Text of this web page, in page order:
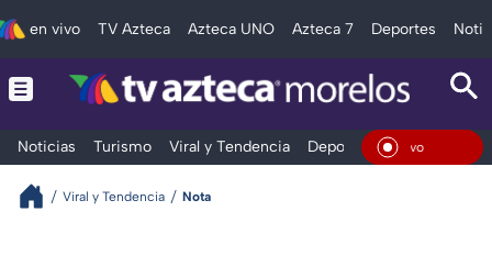
en vivo TV Azteca Azteca UNO Azteca 7 Deportes
Noticias Turismo Viral y Tendencia Deportes Espectáculos
En
Viral y Tendencia Nota